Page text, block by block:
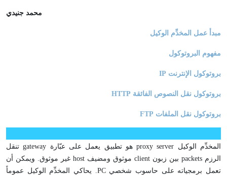
محمد جنيدي
مبدأ عمل المخدِّم الوكيل
مفهوم البروتوكول
بروتوكول الإنترنت IP
بروتوكول نقل النصوص الفائقة HTTP
بروتوكول نقل الملفات FTP
المخدِّم الوكيل proxy server هو تطبيق يعمل على عبّارة gateway تنقل
الرزم packets بين زبون client موثوق ومضيف host غير موثوق. ويمكن أن
تعمل برمجياته على حاسوب شخصي PC. يحاكي المخدِّم الوكيل عموماً